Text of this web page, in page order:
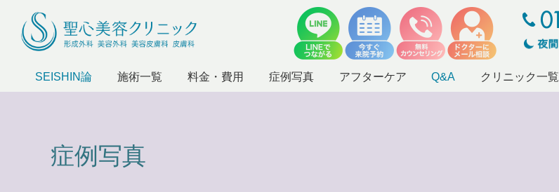
SEISHIN論 施術一覧 料金・費用 症例写真 アフターケア Q&A クリニック一覧
症例写真